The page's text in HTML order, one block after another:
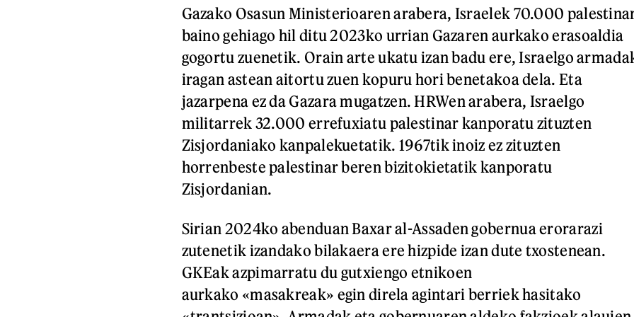
Gazako Osasun Ministerioaren arabera, Israelek 70.000
baino gehiago hil ditu 2023ko urrian Gazaren aurkako erasoaldia
gogortu zuenetik. Orain arte ukatu izan badu ere, Israelgo
iragan astean aitortu zuen kopuru hori benetakoa dela. Eta
jazarpena ez da Gazara mugatzen. HRWen arabera, Israelgo
militarrek 32.000 errefuxiatu palestinar kanporatu zituzten
Zisjordaniako kanpalekuetatik. 1967tik inoiz ez zituzten
horrenbeste palestinar beren bizitokietatik kanporatu
Zisjordanian.
Sirian 2024ko abenduan Baxar al-Assaden gobernua erorarazi
zutenetik izandako bilakaera ere hizpide izan dute txostenean.
GKEak azpimarratu du gutxiengo etnikoen
aurkako «masakreak» egin direla agintari berriek hasitako